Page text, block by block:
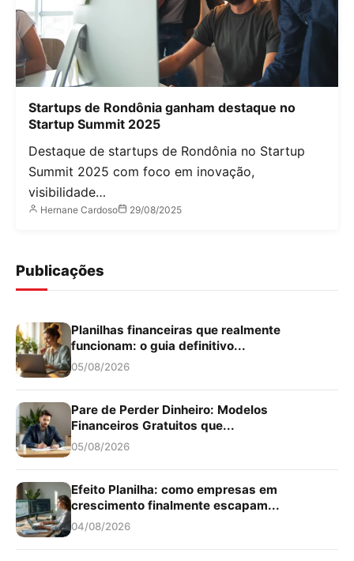
Startups de Rondônia ganham destaque no
Startup Summit 2025
Destaque de startups de Rondônia no Startup
Summit 2025 com foco em inovação,
visibilidade…
Hernane Cardoso 29/08/2025
Publicações
Planilhas financeiras que realmente
funcionam: o guia definitivo...
05/08/2026
Pare de Perder Dinheiro: Modelos
Financeiros Gratuitos que...
05/08/2026
Efeito Planilha: como empresas em
crescimento finalmente escapam...
04/08/2026